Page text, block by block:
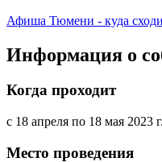
Афиша Тюмени - куда
Информация о
Когда проходит
c 18 апреля по 18 мая 2023 г.
Место проведения